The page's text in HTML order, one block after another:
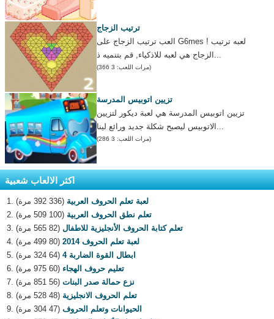
ترتيب الزجاج
العب ترتيب الزجاج على G6mes ! لعبه ترتيب
الزجاج هي لعبه للاذكياء, قم بتنميه ذ...
(مرات اللعب: 3 366)
تزيين اتوبيس المدرسة
تزيين اتوبيس المدرسة هي لعبة ديكور لتزيين
الاتوبيس ليصبح شكلة جديد ورائع لينا...
(مرات اللعب: 3 286)
اكثر الالعاب شعبية
لعبة تعلم الحروف العربية (336 392 مرة)
تعلم نطق الحروف العربية (100 509 مرة)
تعلم كتابة الحروف الأنجليزية للاطفال (82 565 مرة)
لعبة تعلم الحروف 2014
(80 499 مرة)
ابطال القوة الضاربة 4
(64 324 مرة)
تعليم حروف الهجاء (60 975 مرة)
نزع حمالة صدر البنات (56 851 مرة)
تعلم الحروف الانجليزية (48 528 مرة)
الحيوانات وتعلم الحروف (47 304 مرة)